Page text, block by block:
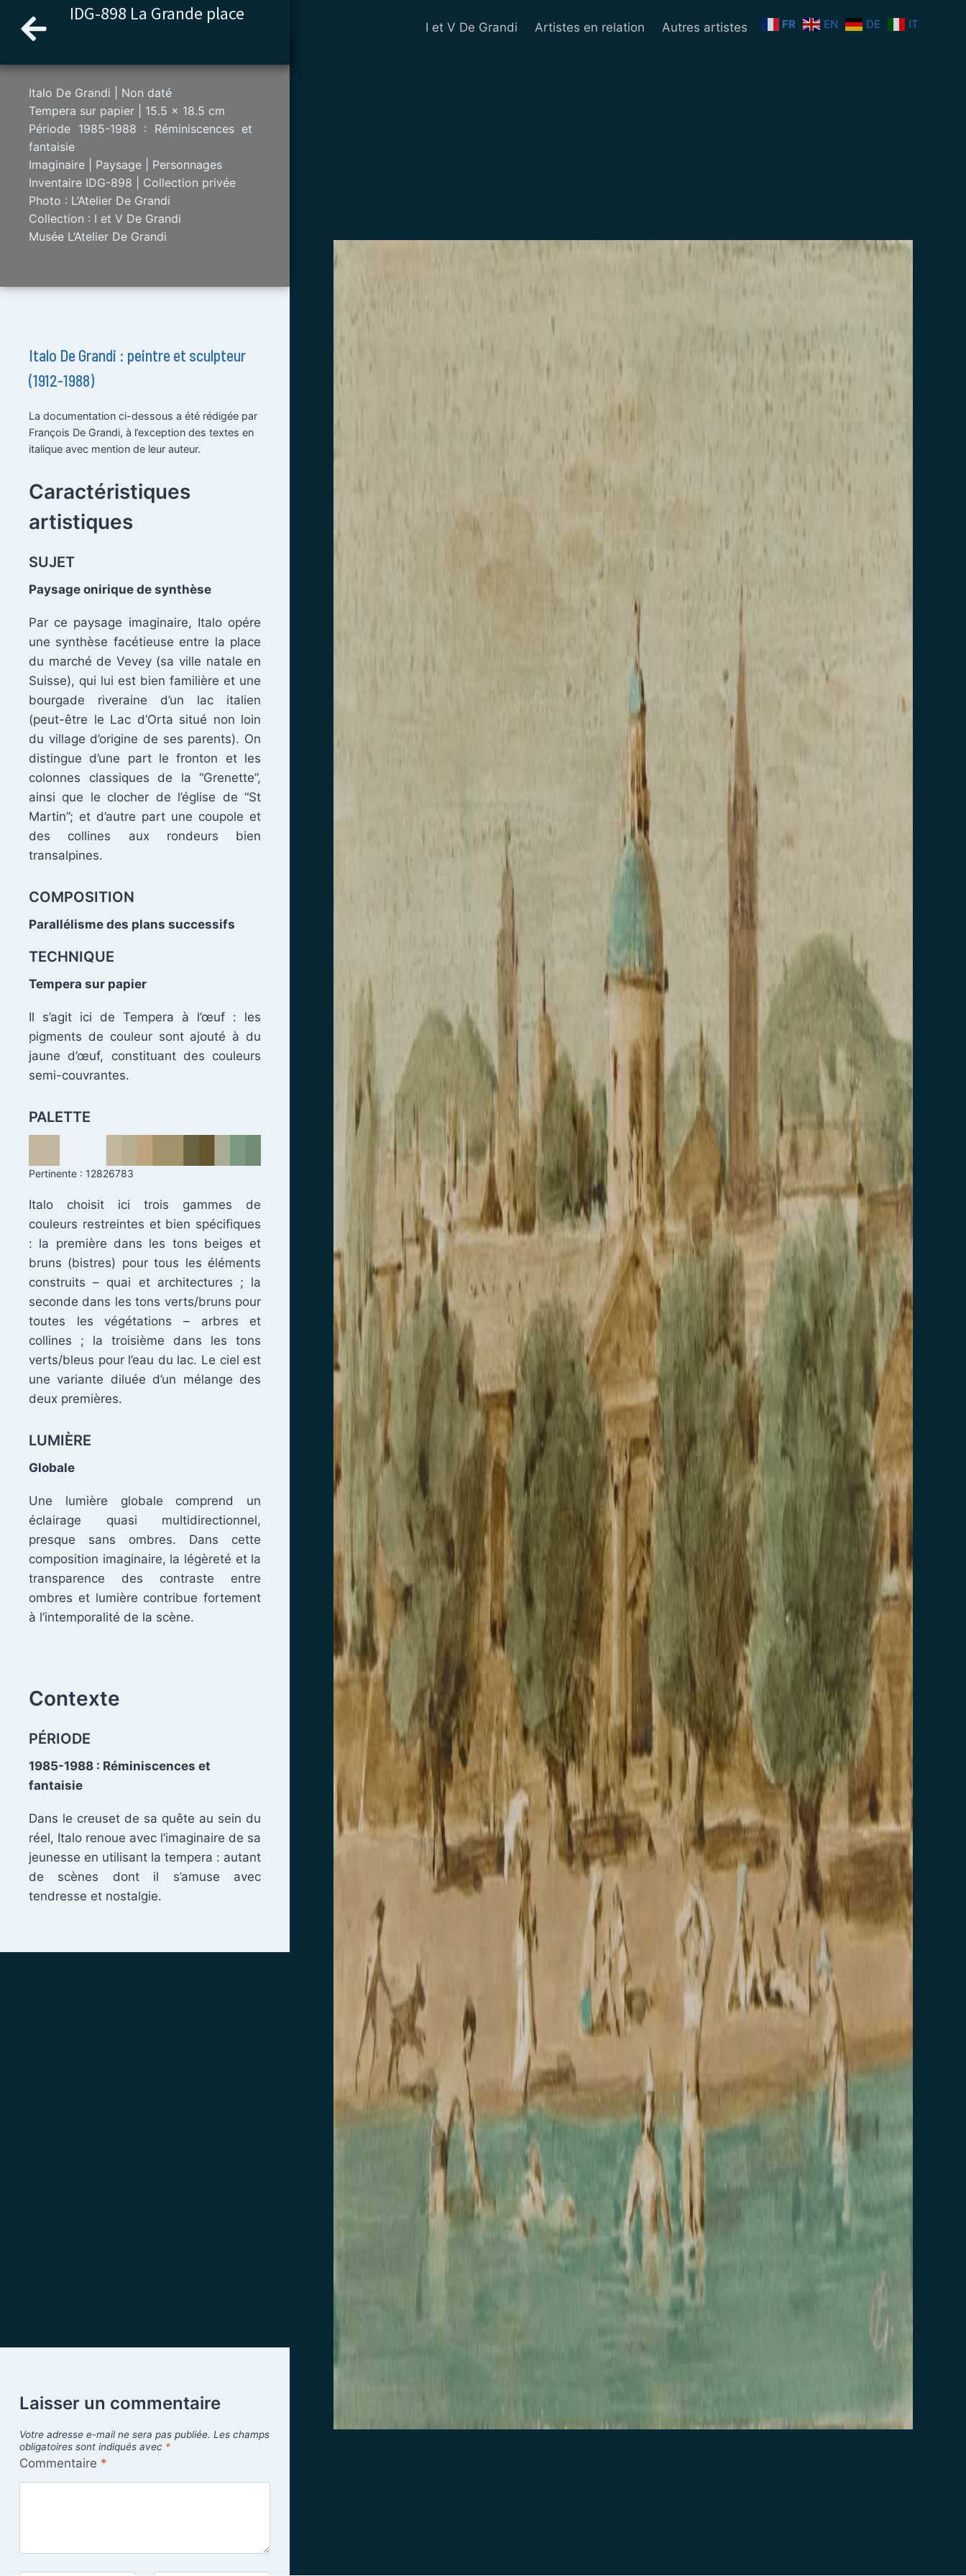
IDG-898 La Grande place
Italo De Grandi | Non daté
Tempera sur papier | 15.5 x 18.5 cm
Période 1985-1988 : Réminiscences et
fantaisie
Imaginaire | Paysage | Personnages
Inventaire IDG-898 | Collection privée
Photo : L’Atelier De Grandi
Collection : I et V De Grandi
Musée L’Atelier De Grandi
Italo De Grandi : peintre et sculpteur
(1912-1988)
La documentation ci-dessous a été rédigée par
François De Grandi, à l’exception des textes en
italique avec mention de leur auteur.
Caractéristiques
artistiques
.
SUJET
Paysage onirique de synthèse
Par ce paysage imaginaire, Italo opére
une synthèse facétieuse entre la place
du marché de Vevey (sa ville natale en
Suisse), qui lui est bien familière et une
bourgade riveraine d’un lac italien
(peut-être le Lac d’Orta situé non loin
du village d’origine de ses parents). On
distingue d’une part le fronton et les
colonnes classiques de la “Grenette”,
ainsi que le clocher de l’église de “St
Martin”; et d’autre part une coupole et
des collines aux rondeurs bien
transalpines.
.
COMPOSITION
Parallélisme des plans successifs
TECHNIQUE
Tempera sur papier
Il s’agit ici de Tempera à l’œuf : les
pigments de couleur sont ajouté à du
jaune d’œuf, constituant des couleurs
semi-couvrantes.
.
PALETTE
Pertinente : 12826783
Italo choisit ici trois gammes de
couleurs restreintes et bien spécifiques
: la première dans les tons beiges et
bruns (bistres) pour tous les éléments
construits – quai et architectures ; la
seconde dans les tons verts/bruns pour
toutes les végétations – arbres et
collines ; la troisième dans les tons
verts/bleus pour l’eau du lac. Le ciel est
une variante diluée d’un mélange des
deux premières.
.
LUMIÈRE
Globale
Une lumière globale comprend un
éclairage quasi multidirectionnel,
presque sans ombres. Dans cette
composition imaginaire, la légèreté et la
transparence des contraste entre
ombres et lumière contribue fortement
à l’intemporalité de la scène.
Contexte
PÉRIODE
1985-1988 : Réminiscences et
fantaisie
Dans le creuset de sa quête au sein du
réel, Italo renoue avec l’imaginaire de sa
jeunesse en utilisant la tempera : autant
de scènes dont il s’amuse avec
tendresse et nostalgie.
I et V De Grandi Artistes en relation Autres artistes FR EN DE IT
Laisser un commentaire
Votre adresse e-mail ne sera pas publiée. Les champs
obligatoires sont indiqués avec *
Commentaire *